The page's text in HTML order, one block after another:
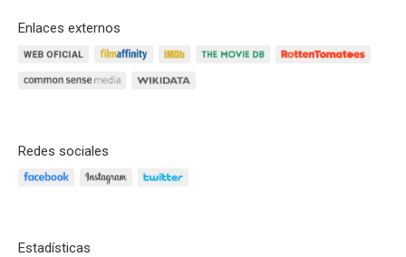
Enlaces externos
Redes sociales
Estadísticas